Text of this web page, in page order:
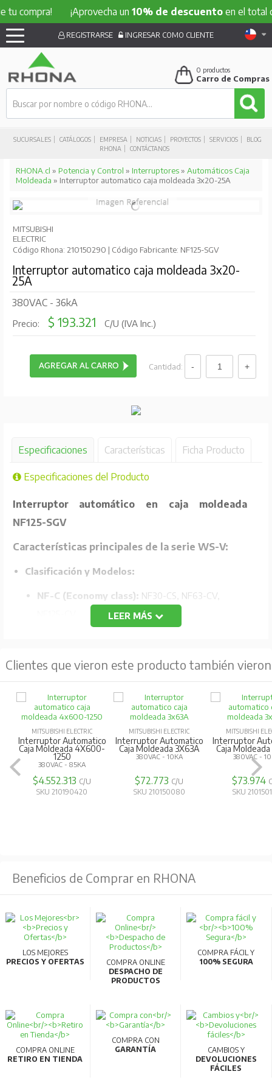
¡Aprovecha un10% de descuentoen el total de tu
SUCURSALES CATÁLOGOS EMPRESA NOTICIAS PROYECTOS SERVICIOS
BLOG
RHONA
CONTÁCTANOS
REGISTRARSE INGRESAR COMO CLIENTE
0 productos
Carro de Compras
RHONA.cl » Potencia y Control » Interruptores» Automáticos Caja
Moldeada » Interruptor automatico caja moldeada 3x20-25A
MITSUBISHI
ELECTRIC
Código Rhona: 210150290 | Código Fabricante: NF125-SGV
Interruptor automatico caja moldeada 3x20-
25A
380VAC - 36kA
Precio: $ 193.321 C/U (IVA Inc.)
Cantidad:
Especificaciones Características Ficha Producto
Especificaciones del Producto
Interruptor automático en caja moldeada
NF125-SGV
Características principales de la serie WS-V:
Clasificación y Modelos:
NF-C (Economy class): NF30-CS, NF63-CV,
NF-H/L/R (High-performance class):NF63-HV,
Tecnología de ruptura mejorada:Utiliza la
tecnología "Expanded ISTAC" para mejorar la capacidad
de ruptura y limitación de corriente.
Compacto y estandarizado:
reducción de tamaño hasta un 79% en comparación
Compatibilidad AC/DC:Los modelos de 32AF y
de especificación adicional.
Comunicaciones inteligentes:
Compatibilidad con
CC-Link para transmitir datos de medición a PC,
permitiendo la gestión energética y visualización en
termoplásticos fácilmente reciclables y cumplen con la
normativa RoHS.
Alta calidad y eficiencia:
Producidos en líneas de
LEER MÁS
Clientes que vieron este producto también vieron
MITSUBISHI ELECTRIC
Interruptor Automatico
Caja Moldeada 4X600-
1250
380VAC - 85KA
$4.552.313 C/U
SKU 210190420
MITSUBISHI ELECTRIC
Interruptor Automatico
Caja Moldeada 3X63A
380VAC - 10KA
$72.773 C/U
SKU 210150080
MITSUBISHI
Interruptor
Caja
380VAC -
$73.974
SKU
Beneficios de Comprar en RHONA
LOS MEJORES
PRECIOS Y OFERTAS
COMPRA ONLINE
DESPACHO DE
PRODUCTOS
COMPRA FÁCIL Y
100% SEGURA
COMPRA ONLINE
RETIRO EN TIENDA
COMPRA CON
GARANTÍA
CAMBIOS Y
DEVOLUCIONES
FÁCILES